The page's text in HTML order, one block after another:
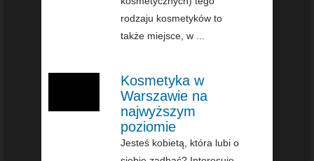
rodzaju kosmetyków to
także miejsce, w ...
Kosmetyka w
Warszawie na
najwyższym
poziomie
Jesteś kobietą, która lubi o